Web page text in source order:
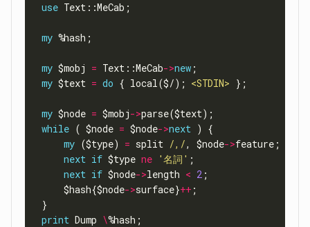
use
my
my $mobj = Text::MeCab->new
my $text = do { local($/); <STDIN>
my $node = $mobj->
while ( $node = $node->next
my ($type) = split /,/, $node->
next if $type ne '名詞'
next if $node->length < 2
     $hash{$node
->surface}++
print Dump \